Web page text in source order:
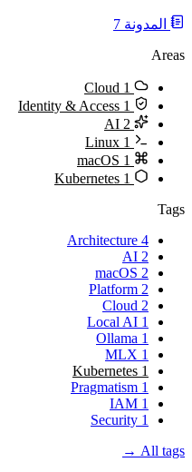
المدونة 7
Areas
Cloud 1
Identity & Access 1
AI 2
Linux 1
macOS 1
Kubernetes 1
Tags
Architecture 4
AI 2
macOS 2
Platform 2
Cloud 2
Local AI 1
Ollama 1
MLX 1
Kubernetes 1
Pragmatism 1
IAM 1
Security 1
All tags →